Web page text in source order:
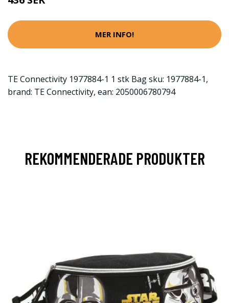
MER INFO!
TE Connectivity 1977884-1 1 stk Bag sku: 1977884-1,
brand: TE Connectivity, ean: 2050006780794
REKOMMENDERADE PRODUKTER